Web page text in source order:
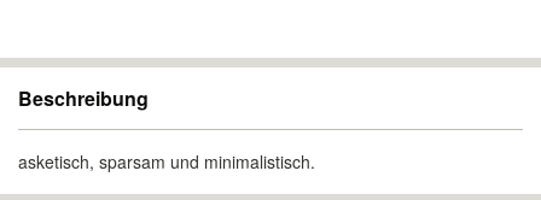
Beschreibung
asketisch, sparsam und minimalistisch.